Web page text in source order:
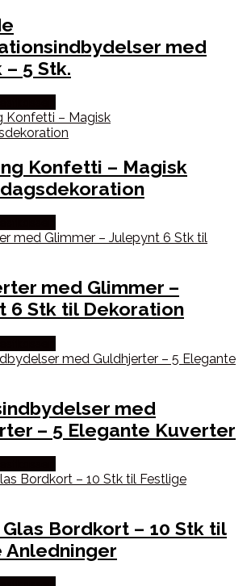
med
5 Stk.
Konfetti – Magisk
med Glimmer –
6 Stk til Dekoration
med
– 5 Elegante Kuverter
Bordkort – 10 Stk til
Anledninger